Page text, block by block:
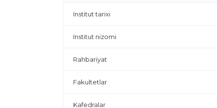
Institut tarixi
Institut nizomi
Rahbariyat
Fakultetlar
Kafedralar